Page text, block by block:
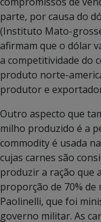
parte, por causa do
(Instituto Mato-
afirmam que o dólar
a competitividade do
produto norte-
produtor e
Outro aspecto que
milho produzido é a
commodity é usada
cujas carnes são
produzir a ração que
proporção de 70% de
Paolinelli, que foi
governo militar. As